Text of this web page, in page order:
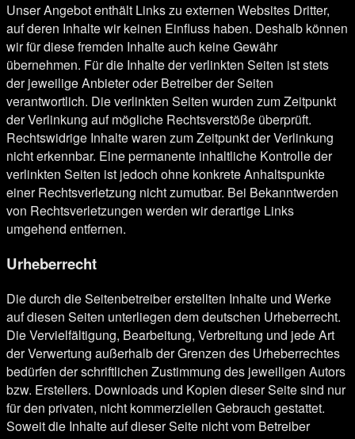
Unser Angebot enthält Links zu externen Websites Dritter,
auf deren Inhalte wir keinen Einfluss haben. Deshalb können
wir für diese fremden Inhalte auch keine Gewähr
übernehmen. Für die Inhalte der verlinkten Seiten ist stets
der jeweilige Anbieter oder Betreiber der Seiten
verantwortlich. Die verlinkten Seiten wurden zum Zeitpunkt
der Verlinkung auf mögliche Rechtsverstöße überprüft.
Rechtswidrige Inhalte waren zum Zeitpunkt der Verlinkung
nicht erkennbar. Eine permanente inhaltliche Kontrolle der
verlinkten Seiten ist jedoch ohne konkrete Anhaltspunkte
einer Rechtsverletzung nicht zumutbar. Bei Bekanntwerden
von Rechtsverletzungen werden wir derartige Links
umgehend entfernen.
Urheberrecht
Die durch die Seitenbetreiber erstellten Inhalte und Werke
auf diesen Seiten unterliegen dem deutschen Urheberrecht.
Die Vervielfältigung, Bearbeitung, Verbreitung und jede Art
der Verwertung außerhalb der Grenzen des Urheberrechtes
bedürfen der schriftlichen Zustimmung des jeweiligen Autors
bzw. Erstellers. Downloads und Kopien dieser Seite sind nur
für den privaten, nicht kommerziellen Gebrauch gestattet.
Soweit die Inhalte auf dieser Seite nicht vom Betreiber